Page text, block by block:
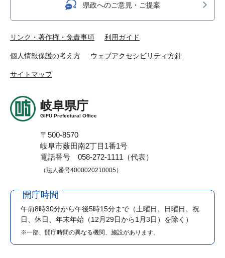
県政へのご意見・ご提案
リンク・著作権・免責事項 利用ガイド
個人情報保護の考え方 ウェブアクセシビリティ方針
サイトマップ
岐阜県庁
GIFU Prefectural Office
〒500-8570
岐阜市薮田南2丁目1番1号
電話番号 058-272-1111（代表）
（法人番号4000020210005）
開庁時間
午前8時30分から午後5時15分まで （土曜日、日曜日、祝
日、休日、年末年始（12月29日から1月3日）を除く）
※一部、開庁時間の異なる機関、施設があります。